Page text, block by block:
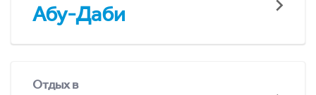
Абу-Даби
Отдых в